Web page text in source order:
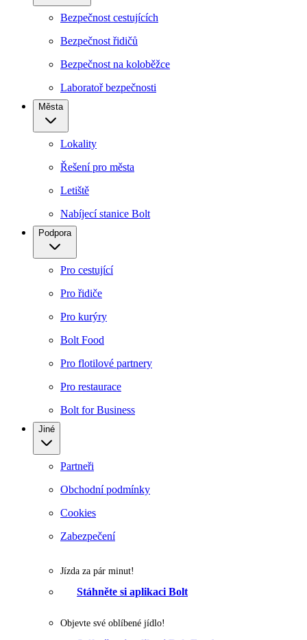
Bezpečnost cestujících
Bezpečnost řidičů
Bezpečnost na koloběžce
Laboratoř bezpečnosti
Města
Lokality
Řešení pro města
Letiště
Nabíjecí stanice Bolt
Podpora
Pro cestující
Pro řidiče
Pro kurýry
Bolt Food
Pro flotilové partnery
Pro restaurace
Bolt for Business
Jiné
Partneři
Obchodní podmínky
Cookies
Zabezpečení
Jízda za pár minut!
Stáhněte si aplikaci Bolt
Objevte své oblíbené jídlo!